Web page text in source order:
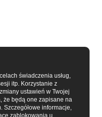
świadczenia usług,
itp. Korzystanie z
ustawień w Twojej
że będą one zapisane na
Szczegółowe informacje,